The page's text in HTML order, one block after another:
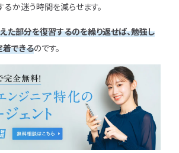
るか迷う時間を減らせます。
た部分を復習するのを繰り返せば、勉強し
できるのです。